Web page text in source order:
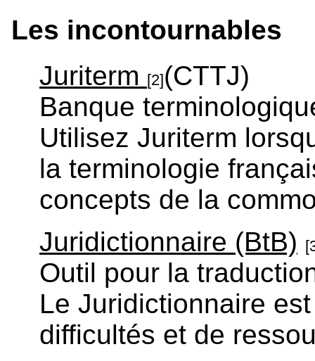
Les incontournables
Juriterm
[2] (CTTJ)
Banque
Utilisez Juriterm
la terminologie
concepts de la
Juridictionnaire (BtB)
Outil pour la
Le Juridictionnaire
difficultés et de